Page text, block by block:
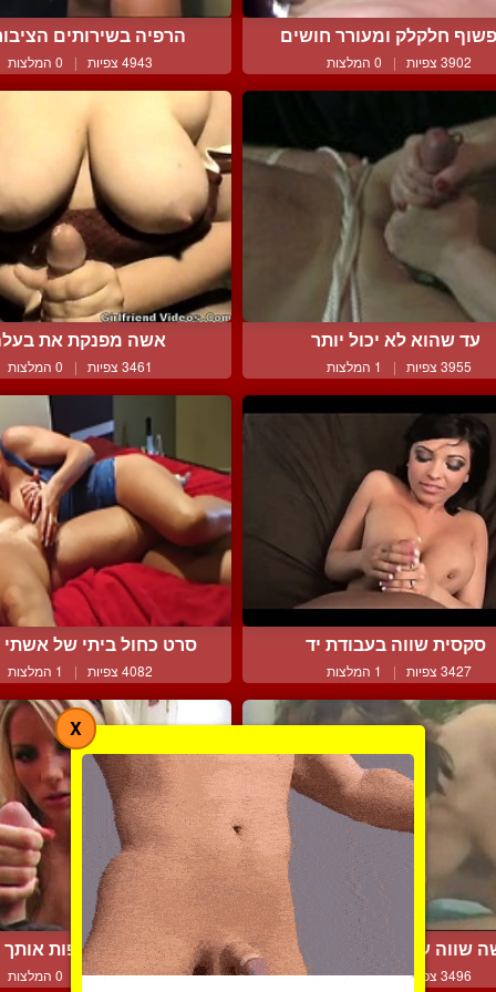
חלקלק ומעורר חושים
3902 צפיות | 0 המלצות
הרפיה בשירותים
4943 צפיות | 0 המלצות
עד שהוא לא יכול יותר
3955 צפיות | 1 המלצות
אשה מפנקת את
3461 צפיות | 0 המלצות
סקסית שווה בעבודת יד
3427 צפיות | 1 המלצות
סרט כחול ביתי של
4082 צפיות | 1 המלצות
שווה עובדת במרץ עד ה...
3496 צפיות | 0 המלצות
תן לי להרפות אותך
3995 צפיות | 0 המלצות
X